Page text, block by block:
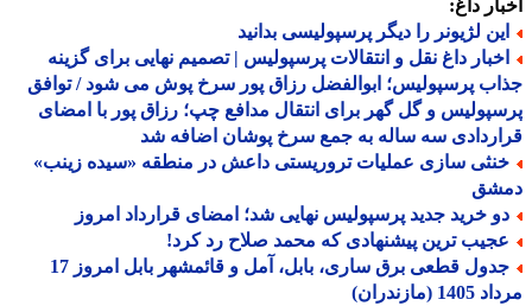
داغ:
لژیونر را دیگر پرسپولیسی بدانید
داغ نقل و انتقالات پرسپولیس | تصمیم نهایی برای گزینه
پرسپولیس؛ ابوالفضل رزاق پور سرخ پوش می شود / توافق
و گل گهر برای انتقال مدافع چپ؛ رزاق پور با امضای
سه ساله به جمع سرخ پوشان اضافه شد
سازی عملیات تروریستی داعش در منطقه «سیده زینب»
خرید جدید پرسپولیس نهایی شد؛ امضای قرارداد امروز
ترین پیشنهادی که محمد صلاح رد کرد!
جدول قطعی برق ساری، بابل، آمل و قائمشهر بابل امروز 17
(مازندران)